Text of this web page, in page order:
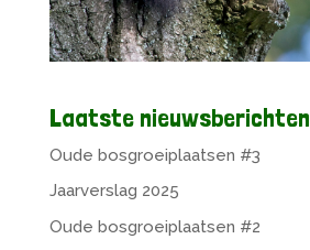
Laatste nieuwsberichten
Oude bosgroeiplaatsen #3
Jaarverslag 2025
Oude bosgroeiplaatsen #2